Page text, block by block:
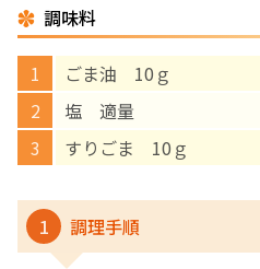
調味料
ごま油 10ｇ
塩 適量
すりごま 10ｇ
1 調理手順
English